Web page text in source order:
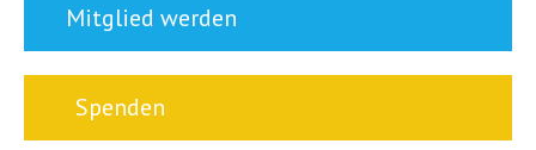
Mitglied werden
Spenden